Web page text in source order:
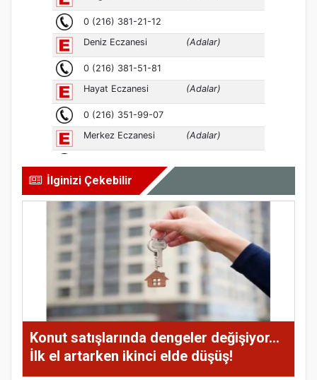
İlginizi Çekebilir
Konut satışlarında dengeler değişiyor...
İlk el artarken ikinci elde düşüş!